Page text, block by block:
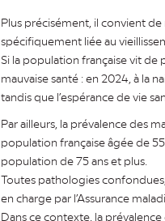
Plus précisément, il convient de
spécifiquement liée au
Si la population française vit de
mauvaise santé : en 2024, à la
tandis que l’espérance de vie
Par ailleurs, la prévalence des
population française âgée de
population de 75 ans et plus.
Toutes pathologies
en charge par l’Assurance
Dans ce contexte, la